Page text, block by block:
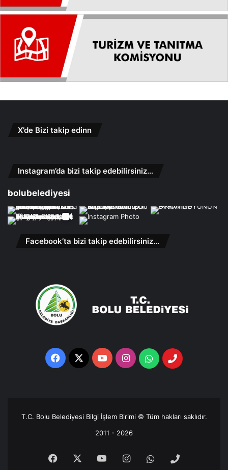
X’de Bizi takip edinn
Instagram’da bizi takip edebilirsiniz…
bolubelediyesi
Facebook’ta bizi takip edebilirsiniz…
Facebook
X YouTubeInstagramWhatsappTelefon
T.C. Bolu Belediyesi Bilgi İşlem Birimi © Tüm hakları saklıdır.
2011 - 2026
Facebook YouTubeInstagramWhatsappTelefon